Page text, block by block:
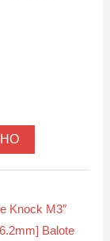
Knock M3″
Balote